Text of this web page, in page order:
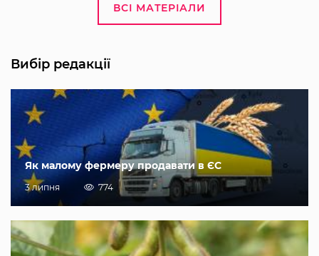
ВСІ МАТЕРІАЛИ
Вибір редакції
Як малому фермеру продавати в ЄС
3 липня 774